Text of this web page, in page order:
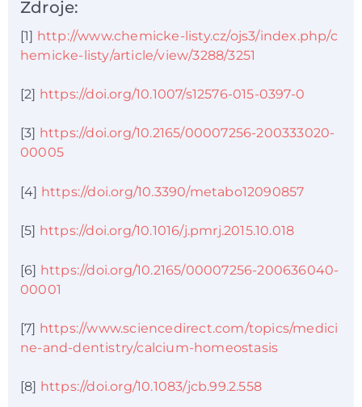
Zdroje:
[1] http://www.chemicke-listy.cz/ojs3/index.php/c
hemicke-listy/article/view/3288/3251
[2] https://doi.org/10.1007/s12576-015-0397-0
[3] https://doi.org/10.2165/00007256-200333020-
00005
[4] https://doi.org/10.3390/metabo12090857
[5] https://doi.org/10.1016/j.pmrj.2015.10.018
[6] https://doi.org/10.2165/00007256-200636040-
00001
[7] https://www.sciencedirect.com/topics/medici
ne-and-dentistry/calcium-homeostasis
[8] https://doi.org/10.1083/jcb.99.2.558